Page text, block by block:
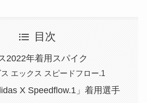
目次
2022年着用スパイク
エックス スピードフロー.1
X Speedflow.1」着用選手